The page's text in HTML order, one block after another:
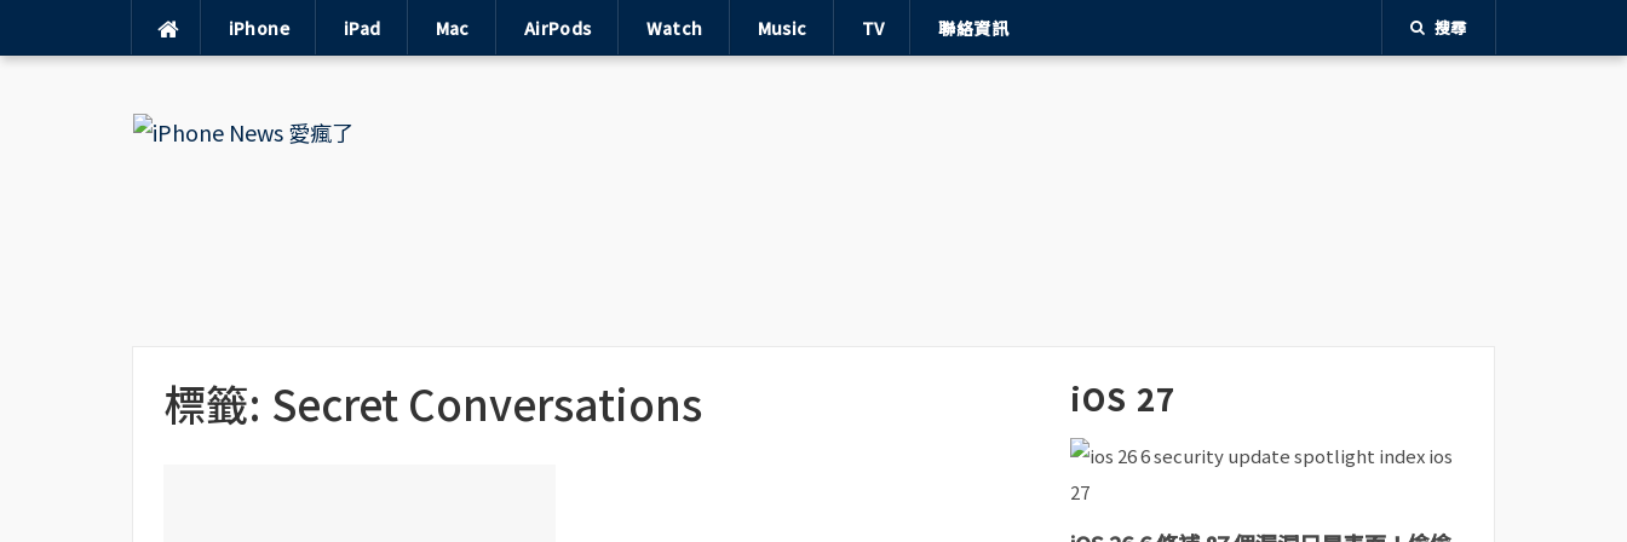
iPhone iPad Mac AirPods Watch Music TV 聯絡資訊 搜尋
標籤: Secret Conversations iOS 27